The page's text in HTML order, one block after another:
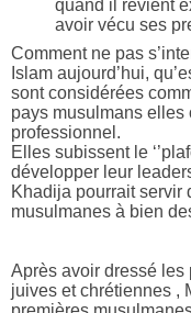
quand il revient
avoir vécu ses
Comment ne pas
Islam aujourd’hui,
sont considérées
pays musulmans elles
professionnel.
Elles subissent le
développer leur
Khadija pourrait servir
musulmanes à bien
Après avoir dressé les
juives et chrétiennes ,